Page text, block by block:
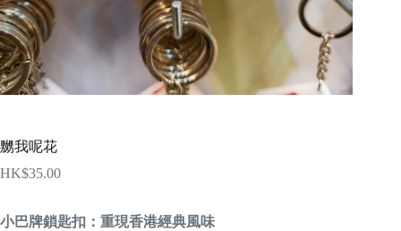
嬲我呢花
HK$35.00
小巴牌鎖匙扣：重現香港經典風味